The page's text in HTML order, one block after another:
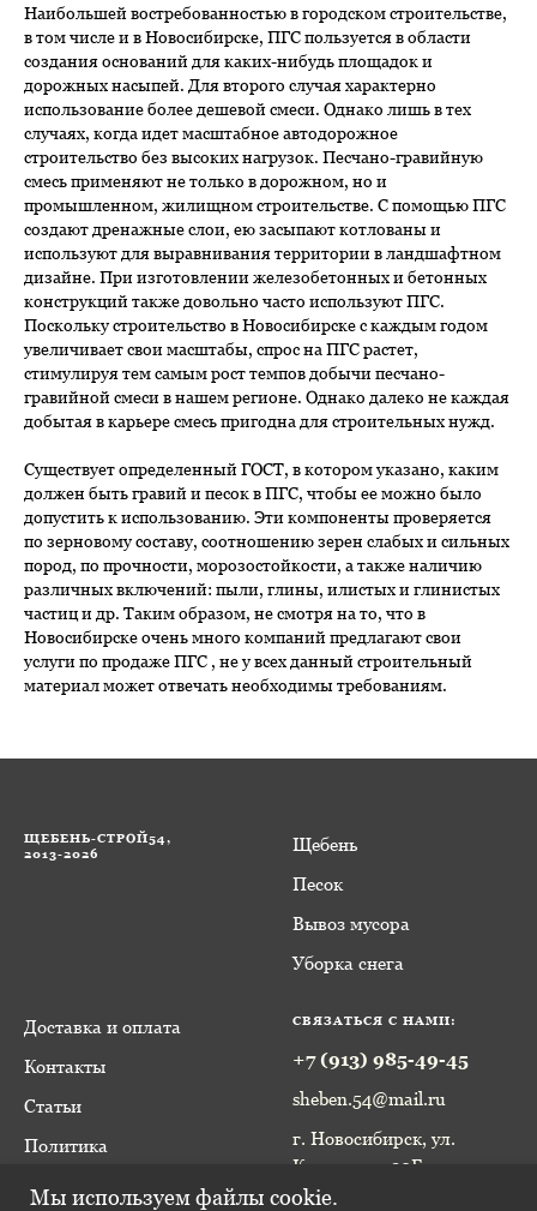
Наибольшей востребованностью в городском строительстве,
в том числе и в Новосибирске, ПГС пользуется в области
создания оснований для каких-нибудь площадок и
дорожных насыпей. Для второго случая характерно
использование более дешевой смеси. Однако лишь в тех
случаях, когда идет масштабное автодорожное
строительство без высоких нагрузок. Песчано-гравийную
смесь применяют не только в дорожном, но и
промышленном, жилищном строительстве. С помощью ПГС
создают дренажные слои, ею засыпают котлованы и
используют для выравнивания территории в ландшафтном
дизайне. При изготовлении железобетонных и бетонных
конструкций также довольно часто используют ПГС.
Поскольку строительство в Новосибирске с каждым годом
увеличивает свои масштабы, спрос на ПГС растет,
стимулируя тем самым рост темпов добычи песчано-
гравийной смеси в нашем регионе. Однако далеко не каждая
добытая в карьере смесь пригодна для строительных нужд.
Существует определенный ГОСТ, в котором указано, каким
должен быть гравий и песок в ПГС, чтобы ее можно было
допустить к использованию. Эти компоненты проверяется
по зерновому составу, соотношению зерен слабых и сильных
пород, по прочности, морозостойкости, а также наличию
различных включений: пыли, глины, илистых и глинистых
частиц и др. Таким образом, не смотря на то, что в
Новосибирске очень много компаний предлагают свои
услуги по продаже ПГС , не у всех данный строительный
материал может отвечать необходимы требованиям.
ЩЕБЕНЬ-СТРОЙ54,
2013-2026
Щебень
Песок
Вывоз мусора
Уборка снега
Доставка и оплата
Контакты
Статьи
Политика
СВЯЗАТЬСЯ С НАМИ:
+7 (913) 985-49-45
sheben.54@mail.ru
г. Новосибирск, ул.
Курчатова, 20Б
Мы используем файлы cookie.